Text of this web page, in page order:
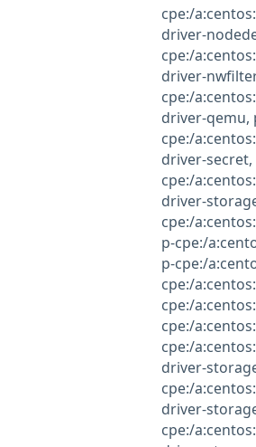
cpe:/
driver-
cpe:/
driver-nwfilter
cpe:/
driver-qemu,
cpe:/
driver-secret,
cpe:/
driver-
cpe:/
p-cpe:/
p-cpe:/
cpe:/
cpe:/
cpe:/
cpe:/
driver-
cpe:/
driver-
cpe:/